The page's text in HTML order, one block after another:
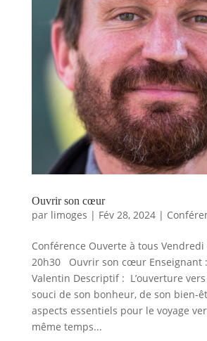
Ouvrir son cœur
par limoges | Fév 28, 2024|
Conférence Ouverte à tous Vendredi
20h30 Ouvrir son cœur Enseignant
Valentin Descriptif : L’ouverture vers
souci de son bonheur, de son bien-
aspects essentiels pour le voyage
même temps...